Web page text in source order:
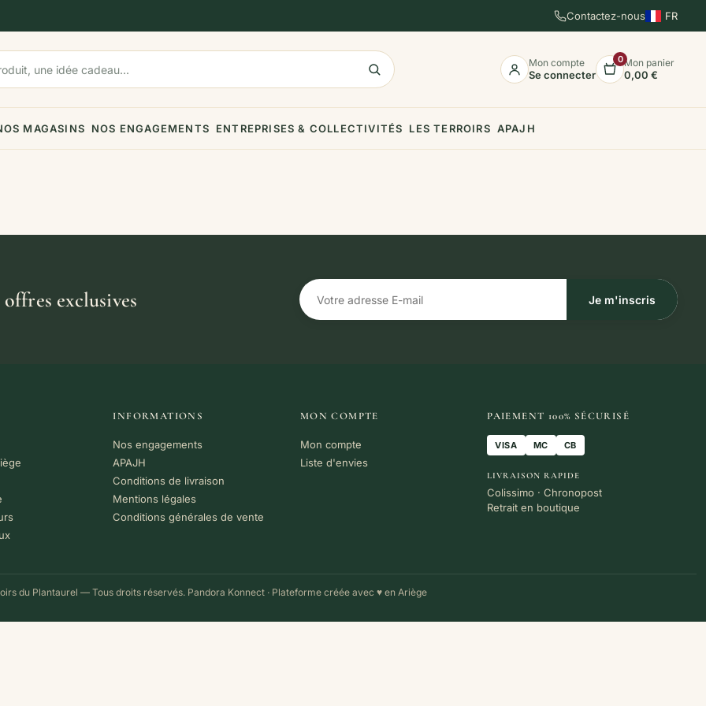
Contactez-nous
FR
EN
Mon compte
Se connecter
0Mon panier
0,00 €
MAGASINS NOS ENGAGEMENTS ENTREPRISES & COLLECTIVITÉS LES TERROIRS APAJH
exclusives Je m'inscris
INFORMATIONS
Nos engagements
APAJH
Conditions de livraison
Mentions légales
Conditions générales de vente
MON COMPTE
Mon compte
Liste d'envies
PAIEMENT 100% SÉCURISÉ
VISA MC CB
LIVRAISON RAPIDE
Colissimo · Chronopost
Retrait en boutique
du Plantaurel — Tous droits réservés. Pandora Konnect· Plateforme créée avec ♥ en Ariège